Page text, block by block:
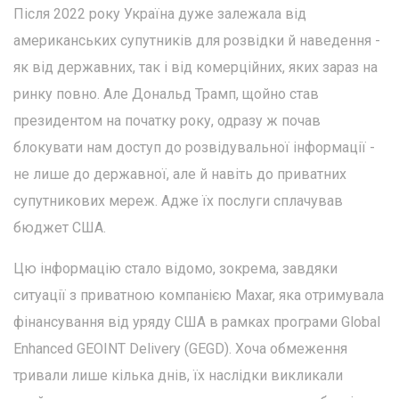
Після 2022 року Україна дуже залежала від
американських супутників для розвідки й наведення -
як від державних, так і від комерційних, яких зараз на
ринку повно. Але Дональд Трамп, щойно став
президентом на початку року, одразу ж почав
блокувати нам доступ до розвідувальної інформації -
не лише до державної, але й навіть до приватних
супутникових мереж. Адже їх послуги сплачував
бюджет США.
Цю інформацію стало відомо, зокрема, завдяки
ситуації з приватною компанією Maxar, яка отримувала
фінансування від уряду США в рамках програми Global
Enhanced GEOINT Delivery (GEGD). Хоча обмеження
тривали лише кілька днів, їх наслідки викликали